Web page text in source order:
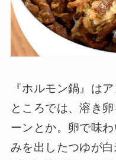
『ホルモン鍋』は
ところでは、溶き
ーンとか。卵で味
みを出したつゆが白